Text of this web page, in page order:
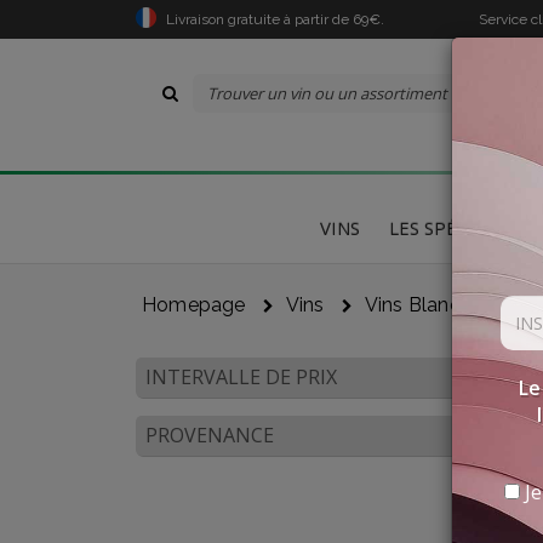
Livraison gratuite à partir de 69€. Service
VINS LES SPÉCIALITÉS
Homepage Vins Vins Blancs
INTERVALLE DE PRIX
PROVENANCE